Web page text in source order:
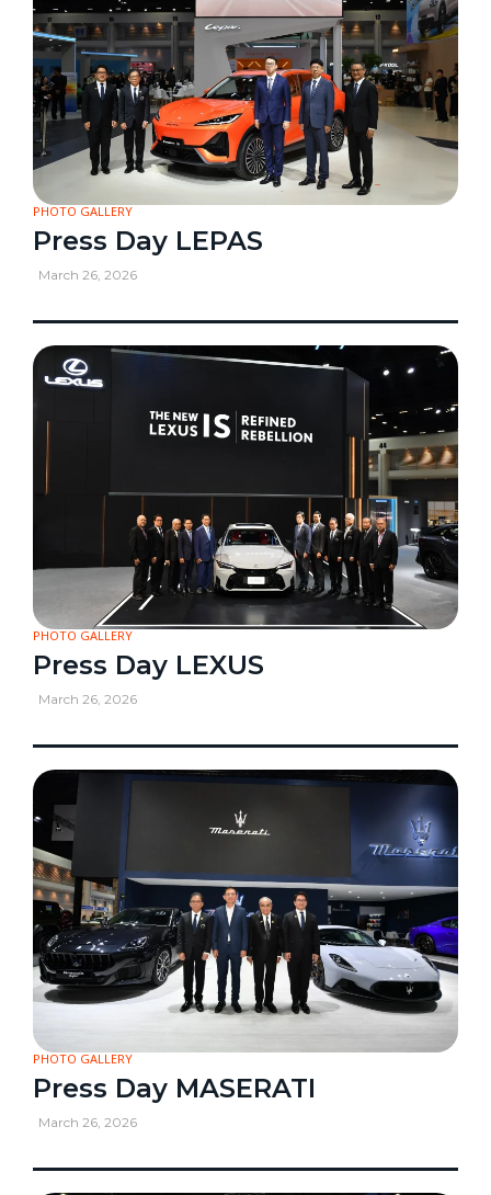
PHOTO GALLERY
Press Day LEPAS
March 26, 2026
PHOTO GALLERY
Press Day LEXUS
March 26, 2026
PHOTO GALLERY
Press Day MASERATI
March 26, 2026